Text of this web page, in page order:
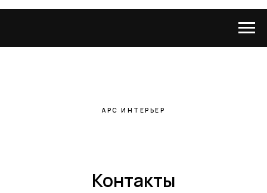
АРС ИНТЕРЬЕР
Контакты